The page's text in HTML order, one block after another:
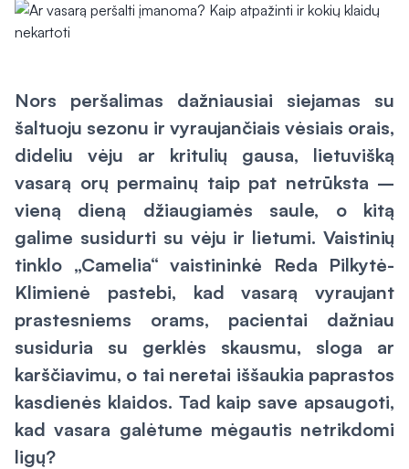
Nors peršalimas dažniausiai siejamas su
šaltuoju sezonu ir vyraujančiais vėsiais orais,
dideliu vėju ar kritulių gausa, lietuvišką
vasarą orų permainų taip pat netrūksta –
vieną dieną džiaugiamės saule, o kitą
galime susidurti su vėju ir lietumi. Vaistinių
tinklo „Camelia“ vaistininkė Reda Pilkytė-
Klimienė pastebi, kad vasarą vyraujant
prastesniems orams, pacientai dažniau
susiduria su gerklės skausmu, sloga ar
karščiavimu, o tai neretai iššaukia paprastos
kasdienės klaidos. Tad kaip save apsaugoti,
kad vasara galėtume mėgautis netrikdomi
ligų?